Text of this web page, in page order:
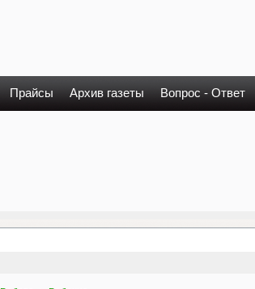
Прайсы Архив газеты Вопрос - Ответ